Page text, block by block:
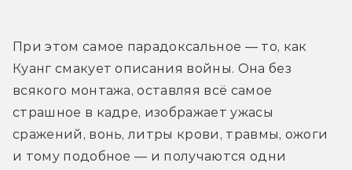
При этом самое парадоксальное — то, как
Куанг смакует описания войны. Она без
всякого монтажа, оставляя всё самое
страшное в кадре, изображает ужасы
сражений, вонь, литры крови, травмы, ожоги
и тому подобное — и получаются одни